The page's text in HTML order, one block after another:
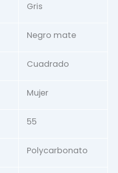
Gris
Negro mate
Cuadrado
Mujer
55
Polycarbonato